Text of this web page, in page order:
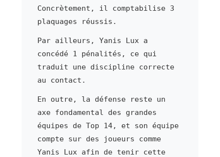
Concrètement, il comptabilise 3
plaquages réussis.
Par ailleurs, Yanis Lux a
concédé 1 pénalités, ce qui
traduit une discipline correcte
au contact.
En outre, la défense reste un
axe fondamental des grandes
équipes de Top 14, et son équipe
compte sur des joueurs comme
Yanis Lux afin de tenir cette